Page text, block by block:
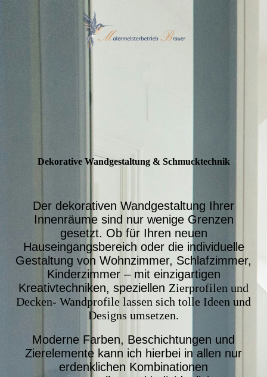
Dekorative Wand­gestaltung & Schmuck­technik
Der dekorativen Wandgestaltung Ihrer
Innenräume sind nur wenige Grenzen
gesetzt. Ob für Ihren neuen
Hauseingangsbereich oder die individuelle
Gestaltung von Wohnzimmer, Schlafzimmer,
Kinderzimmer – mit einzigartigen
Kreativtechniken, speziellen Zierprofilen und
Decken- Wandprofile lassen sich tolle Ideen und
Designs umsetzen.
Moderne Farben, Beschichtungen und
Zierelemente kann ich hierbei in allen nur
erdenklichen Kombinationen